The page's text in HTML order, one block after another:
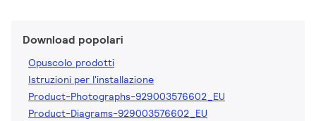
Download popolari
Opuscolo prodotti
Istruzioni per l'installazione
Product-Photographs-929003576602_EU
Product-Diagrams-929003576602_EU